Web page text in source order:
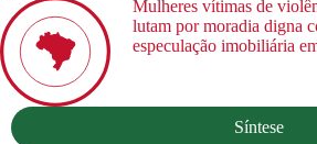
Mulheres vítimas de
lutam por moradia digna
especulação imobiliária
Síntese